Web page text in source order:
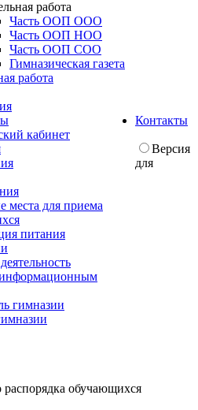
работа
Часть ООП ООО
Часть ООП НОО
Часть ООП СОО
Гимназическая газета
работа
кабинет
места для приема
питания
гимназии
Контакты
обучающихся
Версия
для